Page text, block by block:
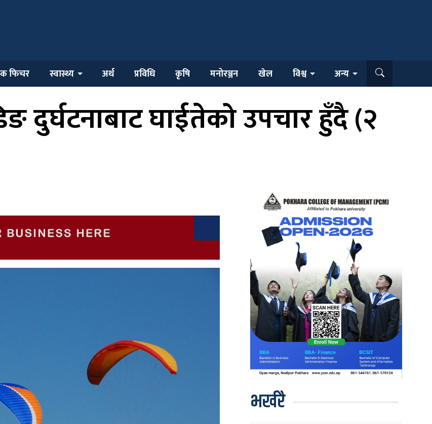
फिचर स्वास्थ्य अर्थ प्रविधि कृषि मनोरञ्जन खेल विश्व अन्य
दुर्घटनाबाट घाईतेको उपचार हुँदै (२
भर्खरै